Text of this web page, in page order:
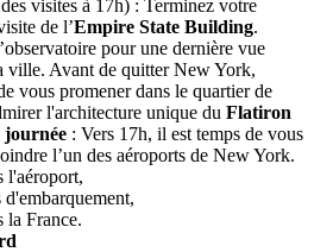
visites à 17h) : Terminez votre
de l’Empire State Building.
pour une dernière vue
ville. Avant de quitter New York,
vous promener dans le quartier de
l'architecture unique du Flatiron
journée : Vers 17h, il est temps de vous
l’un des aéroports de New York.
l'aéroport,
la France.